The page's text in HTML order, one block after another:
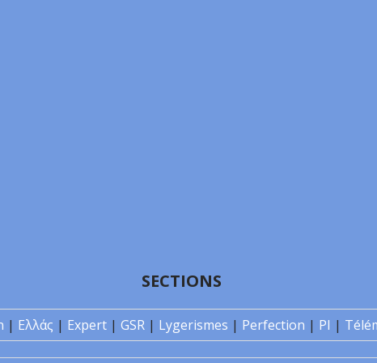
SECTIONS
| Ελλάς | Expert | GSR | Lygerismes | Perfection | PI |